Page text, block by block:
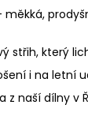
měkká,
střih, který
i na letní
z naší dílny v